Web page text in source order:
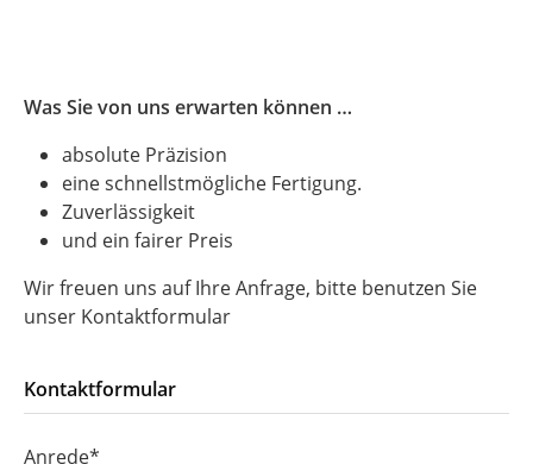
Hohe Maßhaltigkeit
Geeignet für technische Bauteile mit
Medienkontakt
Typische Anwendungen
Bauteile im Chemieanlagenbau
Rohrhalterungen und Gehäuse
Industriebauteile mit Temperaturbelastung
CNC Bearbeitung von PVDF
Was Sie von uns erwarten können …
absolute Präzision
eine schnellstmögliche Fertigung.
Zuverlässigkeit
und ein fairer Preis
Wir freuen uns auf Ihre Anfrage, bitte benutzen Sie
unser Kontaktformular
Kontaktformular
Anrede*